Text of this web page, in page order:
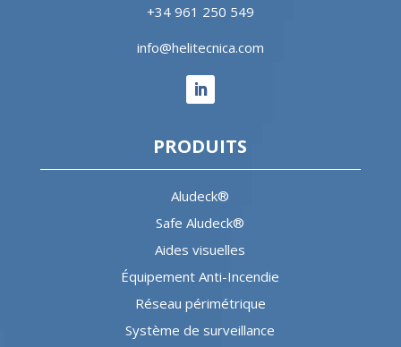
+34 961 250 549
info@helitecnica.com
PRODUITS
Aludeck®
Safe Aludeck®
Aides visuelles
Équipement Anti-Incendie
Réseau périmétrique
Système de surveillance